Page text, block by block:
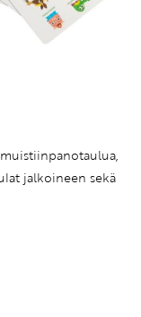
jalkoineen sekä